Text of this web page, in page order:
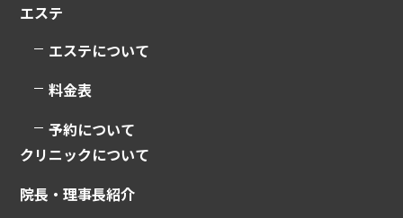
エステ
エステについて
料金表
予約について
クリニックについて
院長・理事長紹介